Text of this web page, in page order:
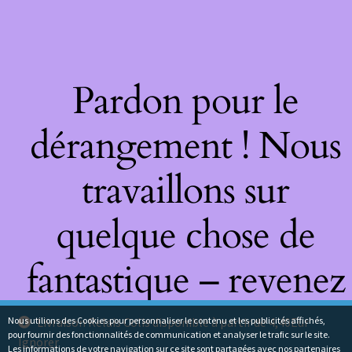
Livraison Relais Colis disponible à partir de 4,40Eur
Ignorer
Pardon pour le
dérangement ! Nous
travaillons sur
quelque chose de
fantastique – revenez
bientôt !
Nous utilions des Cookies pour personnaliser le contenu et les publicités affichés,
pour fournir des fonctionnalités de communication et analyser le trafic sur le site.
Les informations de votre navigation sur ce site sont partagées avec nos partenaires